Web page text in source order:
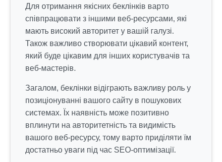
Для отримання якісних беклінків варто
співпрацювати з іншими веб-ресурсами, які
мають високий авторитет у вашій галузі.
Також важливо створювати цікавий контент,
який буде цікавим для інших користувачів та
веб-мастерів.
Загалом, беклінки відіграють важливу роль у
позиціонуванні вашого сайту в пошукових
системах. Їх наявність може позитивно
вплинути на авторитетність та видимість
вашого веб-ресурсу, тому варто приділяти їм
достатньо уваги під час SEO-оптимізації.